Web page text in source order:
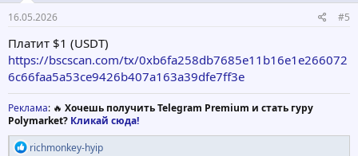
16.05.2026 #5
Платит $1 (USDT)
https://bscscan.com/tx/0xb6fa258db7685e11b16e1e266072
6c66faa5a53ce9426b407a163a39dfe7ff3e
Реклама: 🔥 Хочешь получить Telegram Premium и стать гуру
Polymarket? Кликай сюда!
Рrichmonkey-hyip